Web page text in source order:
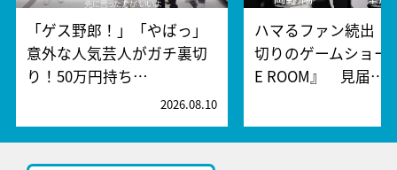
「ゲス野郎！」「やばっ」
意外な人気芸人がガチ裏切
り！50万円持ち…
2026.08.10
ハマるファン続出！
切りのゲームショー
E ROOM』 見届…